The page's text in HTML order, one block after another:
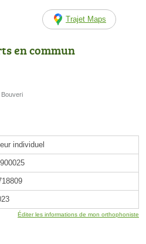
Trajet Maps
en commun
individuel
Éditer les informations de mon orthophoniste